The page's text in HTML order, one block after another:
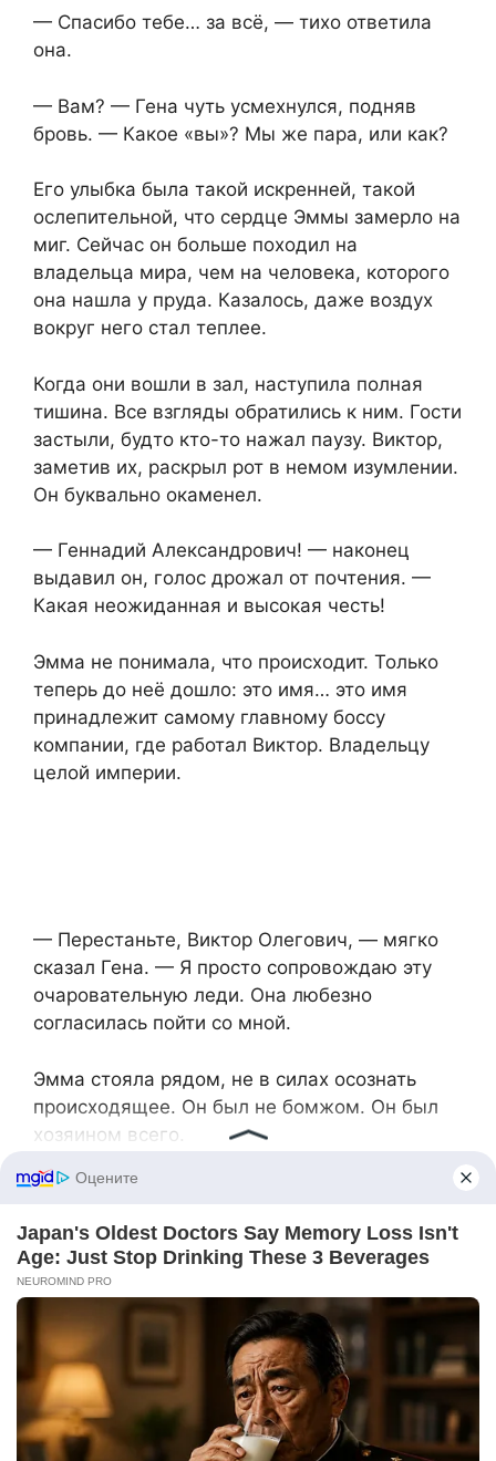
— Спасибо тебе… за всё, — тихо ответила
она.
— Вам? — Гена чуть усмехнулся, подняв
бровь. — Какое «вы»? Мы же пара, или как?
Его улыбка была такой искренней, такой
ослепительной, что сердце Эммы замерло на
миг. Сейчас он больше походил на
владельца мира, чем на человека, которого
она нашла у пруда. Казалось, даже воздух
вокруг него стал теплее.
Когда они вошли в зал, наступила полная
тишина. Все взгляды обратились к ним. Гости
застыли, будто кто-то нажал паузу. Виктор,
заметив их, раскрыл рот в немом изумлении.
Он буквально окаменел.
— Геннадий Александрович! — наконец
выдавил он, голос дрожал от почтения. —
Какая неожиданная и высокая честь!
Эмма не понимала, что происходит. Только
теперь до неё дошло: это имя… это имя
принадлежит самому главному боссу
компании, где работал Виктор. Владельцу
целой империи.
— Перестаньте, Виктор Олегович, — мягко
сказал Гена. — Я просто сопровождаю эту
очаровательную леди. Она любезно
согласилась пойти со мной.
Эмма стояла рядом, не в силах осознать
происходящее. Он был не бомжом. Он был
хозяином всего.
— Проходите! — заторопился Виктор, едва
всё, что угодно! Делайте, как дома!
С этими словами он поспешил обратно к
невесте, и тут же между ними началась
горячая дискусция.
— Гена… — только и смогла прошептать
Эмма.